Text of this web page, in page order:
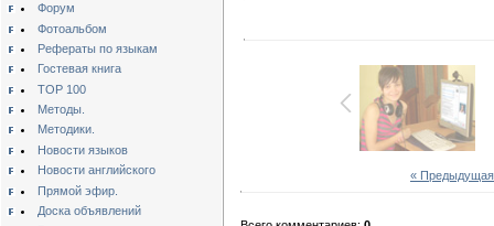
Форум
Фотоальбом
Рефераты по языкам
Гостевая книга
TOP 100
Методы.
Методики.
Новости языков
Новости английского
Прямой эфир.
Доска объявлений
« Предыдущая